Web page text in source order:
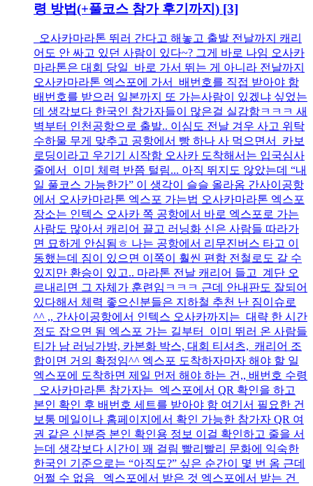
령 방법(+풀코스 참가 후기까지) [3]
오사카마라톤 뛰러 간다고 해놓고 출발 전날까지 캐리
어도 안 싸고 있던 사람이 있다~? 그게 바로 나임 오사카
마라톤은 대회 당일 바로 가서 뛰는 게 아니라 전날까지
오사카마라톤 엑스포에 가서 배번호를 직접 받아야 함
배번호를 받으러 일본까지 또 가는사람이 있겠냐 싶었는
데 생각보다 한국인 참가자들이 많은걸 실감함ㅋㅋㅋ 새
벽부터 인천공항으로 출발.. 이심도 전날 겨우 사고 위탁
수하물 무게 맞추고 공항에서 빵 하나 사 먹으면서 카보
로딩이라고 우기기 시작함 오사카 도착해서는 입국심사
줄에서 이미 체력 반쯤 털림... 아직 뛰지도 않았는데 “내
일 풀코스 가능한가” 이 생각이 슬슬 올라옴 간사이공항
에서 오사카마라톤 엑스포 가는법 오사카마라톤 엑스포
장소는 인텍스 오사카 쪽 공항에서 바로 엑스포로 가는
사람도 많아서 캐리어 끌고 러닝화 신은 사람들 따라가
면 묘하게 안심됨ㅎ 나는 공항에서 리무진버스 타고 이
동했는데 짐이 있으면 이쪽이 훨씬 편함 전철로도 갈 수
있지만 환승이 있고.. 마라톤 전날 캐리어 들고 계단 오
르내리면 그 자체가 훈련임ㅋㅋㅋ 근데 안내판도 잘되어
있다해서 체력 좋으신분들은 지하철 추천 난 짐이슈로
^^ ,, 간사이공항에서 인텍스 오사카까지는 대략 한 시간
정도 잡으면 됨 엑스포 가는 길부터 이미 뛰러 온 사람들
티가 남 러닝가방, 카본화 박스, 대회 티셔츠, 캐리어 조
합이면 거의 확정임^^ 엑스포 도착하자마자 해야 할 일
엑스포에 도착하면 제일 먼저 해야 하는 건,, 배번호 수령
오사카마라톤 참가자는 엑스포에서 QR 확인을 하고
본인 확인 후 배번호 세트를 받아야 함 여기서 필요한 건
보통 메일이나 홈페이지에서 확인 가능한 참가자 QR 여
권 같은 신분증 본인 확인용 정보 이걸 확인하고 줄을 서
는데 생각보다 시간이 꽤 걸림 빨리빨리 문화에 익숙한
한국인 기준으로는 “아직도?” 싶은 순간이 몇 번 옴 근데
어쩔 수 없음 엑스포에서 받은 것 엑스포에서 받는 건